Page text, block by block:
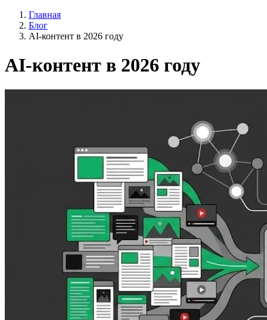
Главная
Блог
AI-контент в 2026 году
AI-контент в 2026 году